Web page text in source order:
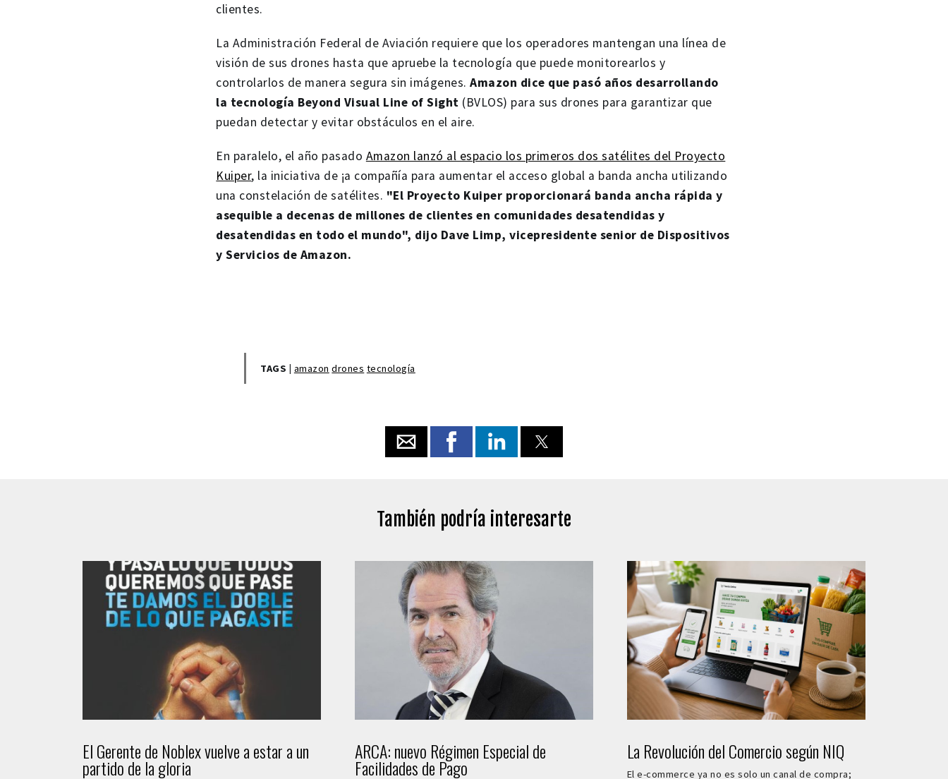
clientes.
La Administración Federal de Aviación requiere que los operadores mantengan una línea de
visión de sus drones hasta que apruebe la tecnología que puede monitorearlos y
controlarlos de manera segura sin imágenes.Amazon dice que pasó años desarrollando
la tecnología Beyond Visual Line of Sight (BVLOS) para sus drones para garantizar que
puedan detectar y evitar obstáculos en el aire.
En paralelo, el año pasado Amazon lanzó al espacio los primeros dos satélites del Proyecto
Kuiper, la iniciativa de ¡a compañía para aumentar el acceso global a banda ancha utilizando
una constelación de satélites. "El Proyecto Kuiper proporcionará banda ancha rápida y
asequible a decenas de millones de clientes en comunidades desatendidas y
desatendidas en todo el mundo", dijo Dave Limp, vicepresidente senior de Dispositivos
y Servicios de Amazon.
TAGS | amazon drones tecnología
También podría interesarte
El Gerente de Noblex vuelve a estar a un
partido de la gloria
ARCA: nuevo Régimen Especial de
Facilidades de Pago
La Revolución del Comercio según NIQ
El e-commerce ya no es solo un canal de compra;